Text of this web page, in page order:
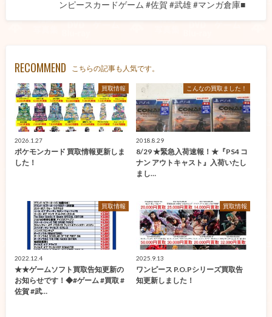
ンピースカードゲーム #佐賀 #武雄 #マンガ倉庫■
RECOMMEND こちらの記事も人気です。
買取情報
2026.1.27
ポケモンカード 買取情報更新しま
した！
こんなの買取ました！
2018.8.29
8/29 ★緊急入荷速報！★『PS4 コ
ナン アウトキャスト』入荷いたし
まし…
買取情報
2022.12.4
★★ゲームソフト買取告知更新の
お知らせです！◆#ゲーム #買取 #
佐賀 #武…
買取情報
2025.9.13
ワンピース P.O.Pシリーズ買取告
知更新しました！